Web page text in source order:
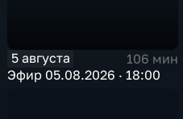
5 августа
106 мин
Эфир 05.08.2026 · 18:00